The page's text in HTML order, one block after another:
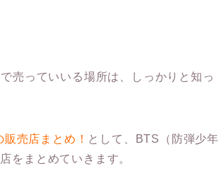
売っていいる場所は、しっかりと知っ
売店まとめ！ として、BTS（防弾少年
をまとめていきます。